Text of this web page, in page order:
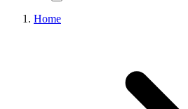
Home